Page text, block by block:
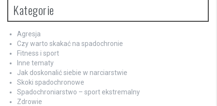
Kategorie
Agresja
Czy warto skakać na spadochronie
Fitness i sport
Inne tematy
Jak doskonalić siebie w narciarstwie
Skoki spadochronowe
Spadochroniarstwo – sport ekstremalny
Zdrowie